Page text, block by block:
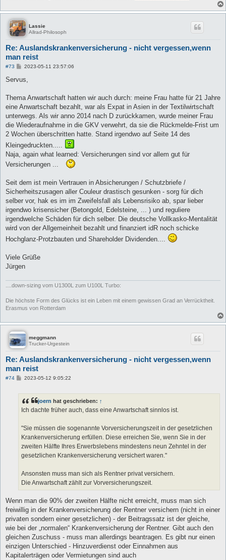
Lassie
Allrad-Philosoph
Re: Auslandskrankenversicherung - nicht vergessen,wenn
man reist
#73
B
i
a
2023-05-11 23:57:06
Servus,
Thema Anwartschaft hatten wir auch durch: meine Frau hatte für 21 Jahre
eine Anwartschaft bezahlt, war als Expat in Asien in der Textilwirtschaft
unterwegs. Als wir anno 2014 nach D zurückkamen, wurde meiner Frau
die Wiederaufnahme in die GKV verwehrt, da sie die Rückmelde-Frist um
2 Wochen überschritten hatte. Stand irgendwo auf Seite 14 des
Kleingedruckten.....
Naja, again what learned: Versicherungen sind vor allem gut für
Versicherungen ...
Seit dem ist mein Vertrauen in Absicherungen / Schutzbriefe /
Sicherheitszusagen aller Couleur drastisch gesunken - sorg für dich
selber vor, hak es im im Zweifelsfall als Lebensrisiko ab, spar lieber
irgendwo krisensicher (Betongold, Edelsteine, ... ) und reguliere
irgendwelche Schäden für dich selber. Die deutsche Vollkasko-Mentalität
wird von der Allgemeinheit bezahlt und finanziert idR noch schicke
Hochglanz-Protzbauten und Shareholder Dividenden....
Viele Grüße
Jürgen
....down-sizing vom U1300L zum U100L Turbo:
Die höchste Form des Glücks ist ein Leben mit einem gewissen Grad an Verrücktheit.
Erasmus von Rotterdam
meggmann
Trucker-Urgestein
Re: Auslandskrankenversicherung - nicht vergessen,wenn
man reist
#74
B
r
a
2023-05-12 9:05:22
joern hat geschrieben: ↑
Ich dachte früher auch, dass eine Anwartschaft sinnlos ist.
"Sie müssen die sogenannte Vorversicherungszeit in der gesetzlichen
Krankenversicherung erfüllen. Diese erreichen Sie, wenn Sie in der
zweiten Hälfte Ihres Erwerbslebens mindestens neun Zehntel in der
gesetzlichen Krankenversicherung versichert waren."
Ansonsten muss man sich als Rentner privat versichern.
Die Anwartschaft zählt zur Vorversicherungszeit.
Wenn man die 90% der zweiten Hälfte nicht erreicht, muss man sich
freiwillig in der Krankenversicherung der Rentner versichern (nicht in einer
privaten sondern einer gesetzlichen) - der Beitragssatz ist der gleiche,
wie bei der „normalen“ Krankenversicherung der Rentner. Gibt auch den
gleichen Zuschuss - muss man allerdings beantragen. Es gibt nur einen
einzigen Unterschied - Hinzuverdienst oder Einnahmen aus
Kapitalerträgen oder Vermietungen sind auch